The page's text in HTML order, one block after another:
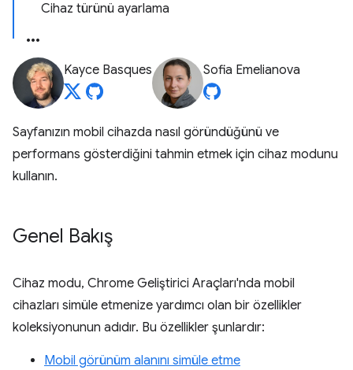
Cihaz türünü ayarlama
Kayce Basques Sofia Emelianova
Sayfanızın mobil cihazda nasıl göründüğünü ve
performans gösterdiğini tahmin etmek için cihaz modunu
kullanın.
Genel Bakış
Cihaz modu, Chrome Geliştirici Araçları'nda mobil
cihazları simüle etmenize yardımcı olan bir özellikler
koleksiyonunun adıdır. Bu özellikler şunlardır:
Mobil görünüm alanını simüle etme